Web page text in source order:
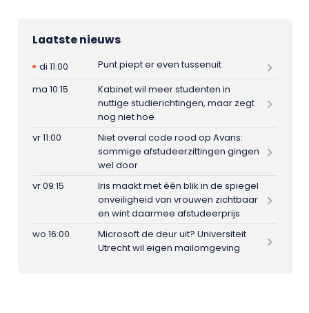
Laatste nieuws
di 11:00
Punt piept er even tussenuit
ma 10:15
Kabinet wil meer studenten in
nuttige studierichtingen, maar zegt
nog niet hoe
vr 11:00
Niet overal code rood op Avans:
sommige afstudeerzittingen gingen
wel door
vr 09:15
Iris maakt met één blik in de spiegel
onveiligheid van vrouwen zichtbaar
en wint daarmee afstudeerprijs
wo 16:00
Microsoft de deur uit? Universiteit
Utrecht wil eigen mailomgeving